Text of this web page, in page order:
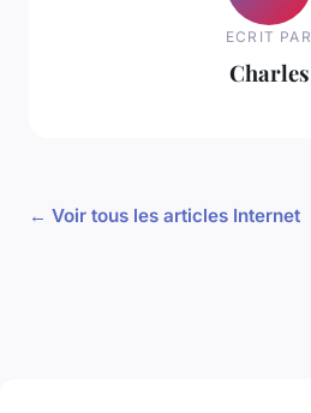
ECRIT PAR
Charles
← Voir tous les articles Internet